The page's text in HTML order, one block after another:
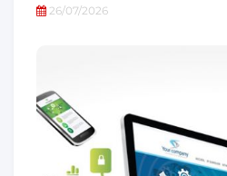
26/07/2026